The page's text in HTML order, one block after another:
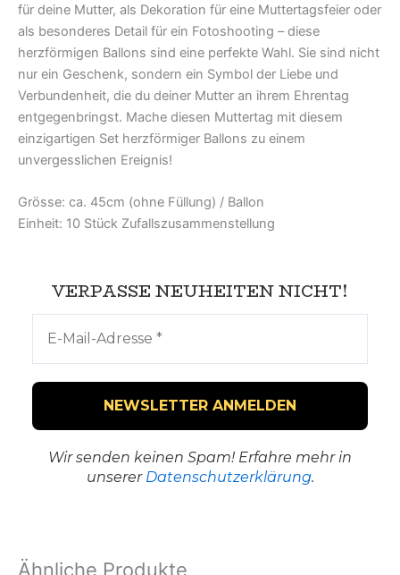
für deine Mutter, als Dekoration für eine Muttertagsfeier oder
als besonderes Detail für ein Fotoshooting – diese
herzförmigen Ballons sind eine perfekte Wahl. Sie sind nicht
nur ein Geschenk, sondern ein Symbol der Liebe und
Verbundenheit, die du deiner Mutter an ihrem Ehrentag
entgegenbringst. Mache diesen Muttertag mit diesem
einzigartigen Set herzförmiger Ballons zu einem
unvergesslichen Ereignis!
Grösse: ca. 45cm (ohne Füllung) / Ballon
Einheit: 10 Stück Zufallszusammenstellung
VERPASSE NEUHEITEN NICHT!
Wir senden keinen Spam! Erfahre mehr in
unserer Datenschutzerklärung.
Ähnliche Produkte